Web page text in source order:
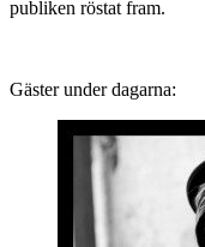
publiken röstat fram.
Gäster under dagarna: